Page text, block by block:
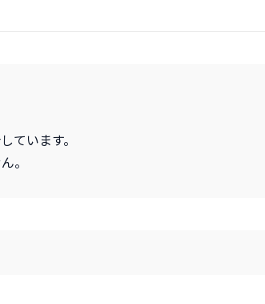
ています。
。